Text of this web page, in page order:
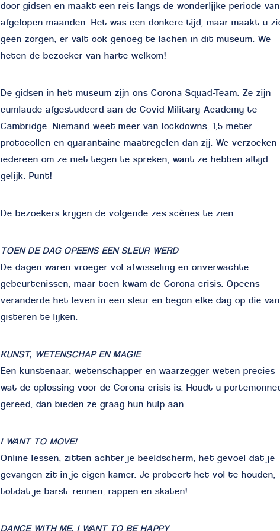
door gidsen en maakt een reis langs de wonderlijke periode
afgelopen maanden. Het was een donkere tijd, maar maakt u
geen zorgen, er valt ook genoeg te lachen in dit museum. We
heten de bezoeker van harte welkom!
De gidsen in het museum zijn ons Corona Squad-Team. Ze zijn
cumlaude afgestudeerd aan de Covid Military Academy te
Cambridge. Niemand weet meer van lockdowns, 1,5 meter
protocollen en quarantaine maatregelen dan zij. We verzoeken
iedereen om ze niet tegen te spreken, want ze hebben altijd
gelijk. Punt!
De bezoekers krijgen de volgende zes scènes te zien:
TOEN DE DAG OPEENS EEN SLEUR WERD
De dagen waren vroeger vol afwisseling en onverwachte
gebeurtenissen, maar toen kwam de Corona crisis. Opeens
veranderde het leven in een sleur en begon elke dag op die van
gisteren te lijken.
KUNST, WETENSCHAP EN MAGIE
Een kunstenaar, wetenschapper en waarzegger weten precies
wat de oplossing voor de Corona crisis is. Houdt u
gereed, dan bieden ze graag hun hulp aan.
I WANT TO MOVE!
Online lessen, zitten achter je beeldscherm, het gevoel dat je
gevangen zit in je eigen kamer. Je probeert het vol te houden,
totdat je barst: rennen, rappen en skaten!
DANCE WITH ME, I WANT TO BE HAPPY